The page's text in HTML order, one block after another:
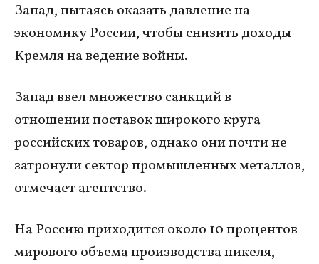
Запад, пытаясь оказать давление на
экономику России, чтобы снизить доходы
Кремля на ведение войны.
Запад ввел множество санкций в
отношении поставок широкого круга
российских товаров, однако они почти не
затронули сектор промышленных металлов,
отмечает агентство.
На Россию приходится около 10 процентов
мирового объема производства никеля,